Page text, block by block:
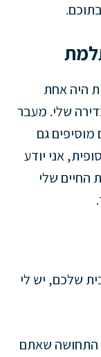
היה אחת
שלי. מעבר
גם
אני יודע
החיים שלי
שלכם, יש לי
התחושה שאתם